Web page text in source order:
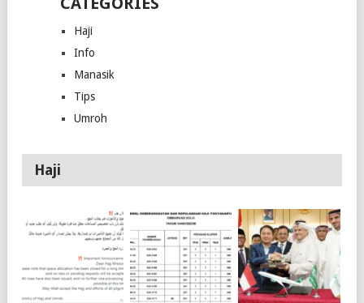
Haji
Info
Manasik
Tips
Umroh
Haji